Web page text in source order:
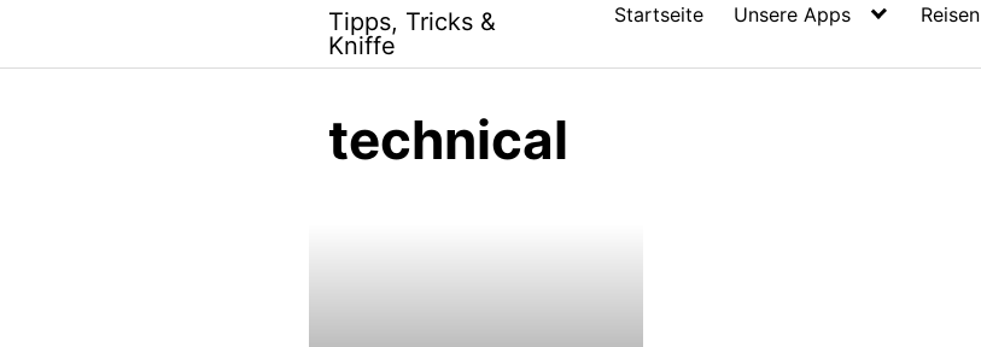
content
Tipps, Tricks &
Kniffe
Startseite Unsere Apps Reisen
technical